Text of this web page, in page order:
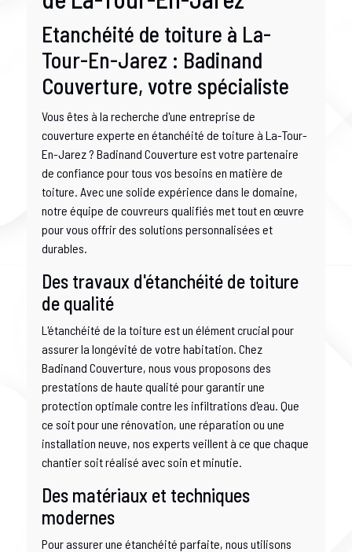
Etanchéité de toiture à La-
Tour-En-Jarez : Badinand
Couverture, votre spécialiste
Vous êtes à la recherche d'une entreprise de
couverture experte en étanchéité de toiture à La-Tour-
En-Jarez ? Badinand Couverture est votre partenaire
de confiance pour tous vos besoins en matière de
toiture. Avec une solide expérience dans le domaine,
notre équipe de couvreurs qualifiés met tout en œuvre
pour vous offrir des solutions personnalisées et
durables.
Des travaux d'étanchéité de toiture
de qualité
L'étanchéité de la toiture est un élément crucial pour
assurer la longévité de votre habitation. Chez
Badinand Couverture, nous vous proposons des
prestations de haute qualité pour garantir une
protection optimale contre les infiltrations d'eau. Que
ce soit pour une rénovation, une réparation ou une
installation neuve, nos experts veillent à ce que chaque
chantier soit réalisé avec soin et minutie.
Des matériaux et techniques
modernes
Pour assurer une étanchéité parfaite, nous utilisons